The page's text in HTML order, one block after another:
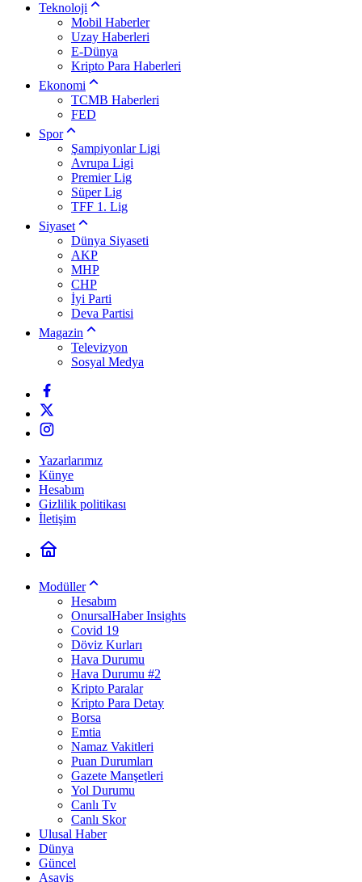
Teknoloji
Mobil Haberler
Uzay Haberleri
E-Dünya
Kripto Para Haberleri
Ekonomi
TCMB Haberleri
FED
Spor
Şampiyonlar Ligi
Avrupa Ligi
Premier Lig
Süper Lig
TFF 1. Lig
Siyaset
Dünya Siyaseti
AKP
MHP
CHP
İyi Parti
Deva Partisi
Magazin
Televizyon
Sosyal Medya
Yazarlarımız
Künye
Hesabım
Gizlilik politikası
İletişim
Modüller
Hesabım
OnursalHaber Insights
Covid 19
Döviz Kurları
Hava Durumu
Hava Durumu #2
Kripto Paralar
Kripto Para Detay
Borsa
Emtia
Namaz Vakitleri
Puan Durumları
Gazete Manşetleri
Yol Durumu
Canlı Tv
Canlı Skor
Ulusal Haber
Dünya
Güncel
Asayiş